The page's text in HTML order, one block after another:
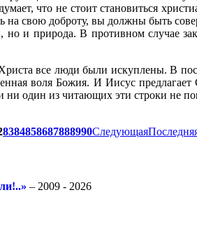
что не стоит становиться
на свою доброту, вы должны быть
но и природа. В противном случае
все люди были искуплены. В
воля Божия. И Иисус
ни один из читающих эти строки не
8384858687888990Следующая
– 2009 - 2026